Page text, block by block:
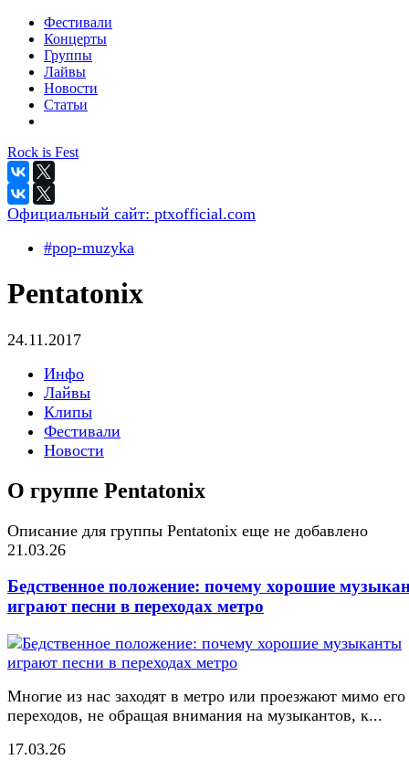
Фестивали
Концерты
Группы
Лайвы
Новости
Статьи
Rock is Fest
Официальный сайт: ptxofficial.com
#pop-muzyka
Pentatonix
24.11.2017
Инфо
Лайвы
Клипы
Фестивали
Новости
О группе Pentatonix
Описание для группы Pentatonix еще не добавлено
21.03.26
Бедственное положение: почему хорошие
играют песни в переходах метро
Многие из нас заходят в метро или проезжают мимо его
переходов, не обращая внимания на музыкантов, к...
17.03.26